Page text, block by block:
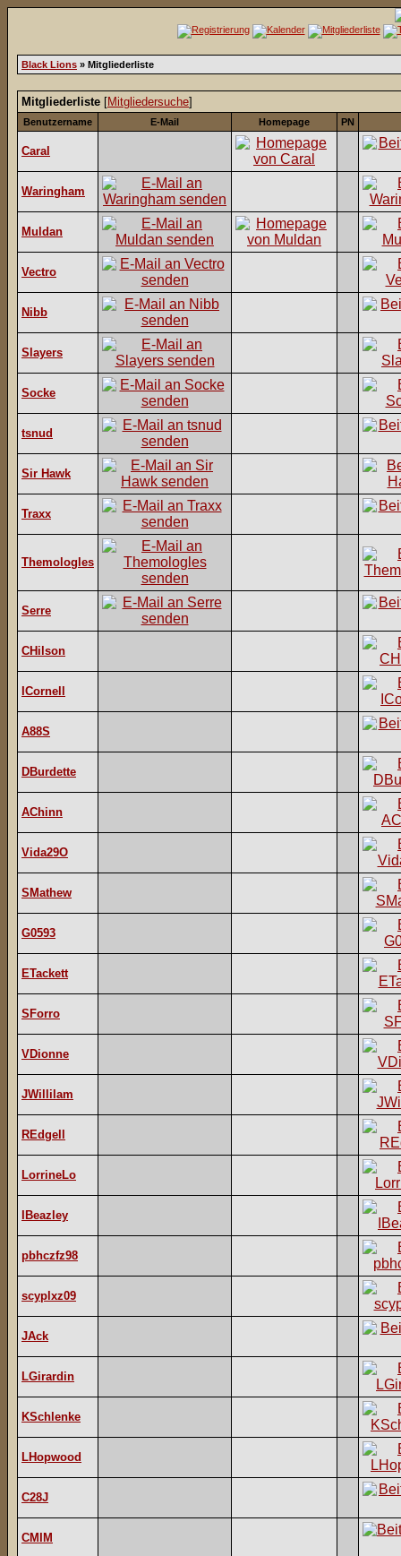
Black Lions » Mitgliederliste
Mitgliederliste [Mitgliedersuche]
Benutzername E-Mail Homepage PN
Caral
Waringham
Muldan
Vectro
Nibb
Slayers
Socke
tsnud
Sir Hawk
Traxx
Themologles
Serre
CHilson
ICornell
A88S
DBurdette
AChinn
Vida29O
SMathew
G0593
ETackett
SForro
VDionne
JWillilam
REdgell
LorrineLo
IBeazley
pbhczfz98
scyplxz09
JAck
LGirardin
KSchlenke
LHopwood
C28J
CMIM